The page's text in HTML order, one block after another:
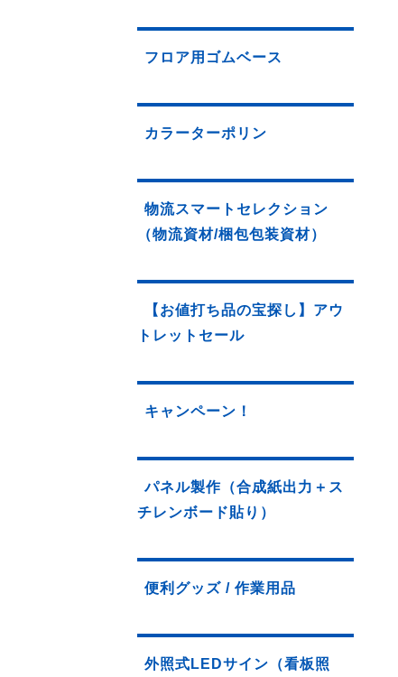
フロア用ゴムベース
カラーターポリン
物流スマートセレクション
（物流資材/梱包包装資材）
【お値打ち品の宝探し】アウ
トレットセール
キャンペーン！
パネル製作（合成紙出力＋ス
チレンボード貼り）
便利グッズ / 作業用品
外照式LEDサイン（看板照